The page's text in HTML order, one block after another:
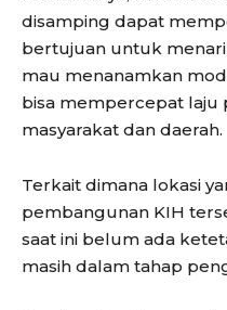
disamping dapat
bertujuan untuk
mau menanamkan
bisa mempercepat
masyarakat dan daerah.
Terkait dimana lokasi
pembangunan KIH
saat ini belum ada
masih dalam tahap